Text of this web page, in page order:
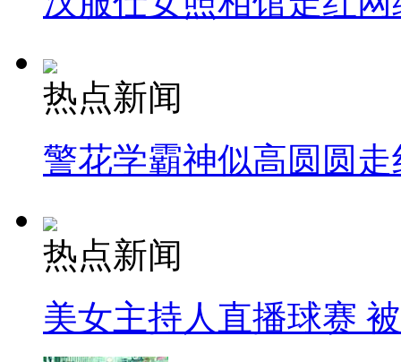
热点新闻
警花学霸神似高圆圆走
热点新闻
美女主持人直播球赛